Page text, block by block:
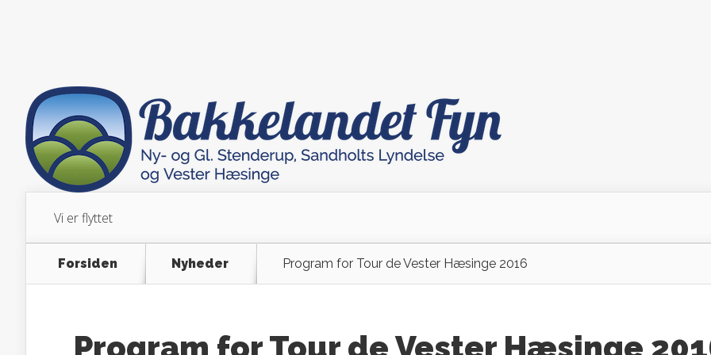
Vi er flyttet
Forsiden Nyheder Program for Tour de Vester Hæsinge 2016
Program for Tour de Vester Hæsinge